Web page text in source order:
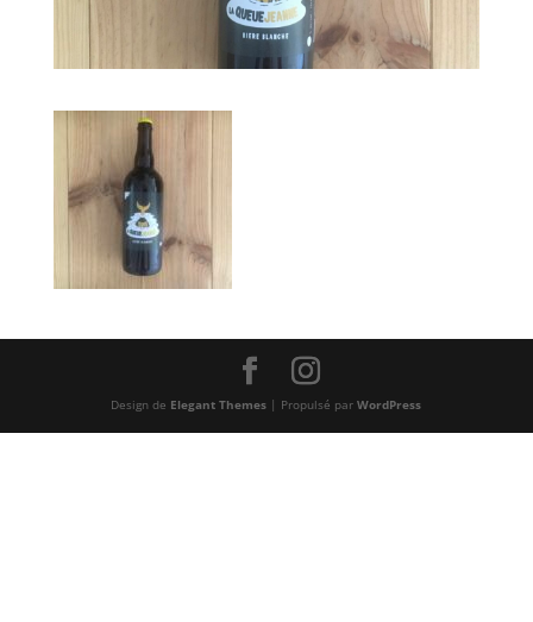
Design de Elegant Themes | Propulsé parWordPress